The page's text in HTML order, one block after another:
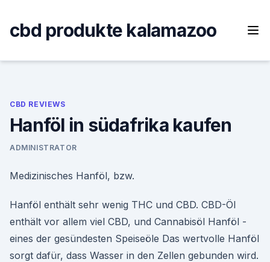
content
cbd produkte kalamazoo
CBD REVIEWS
Hanföl in südafrika kaufen
ADMINISTRATOR
Medizinisches Hanföl, bzw.
Hanföl enthält sehr wenig THC und CBD. CBD-Öl
enthält vor allem viel CBD, und Cannabisöl Hanföl -
eines der gesündesten Speiseöle Das wertvolle Hanföl
sorgt dafür, dass Wasser in den Zellen gebunden wird.